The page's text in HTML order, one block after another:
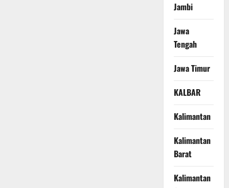
Jambi
Jawa
Tengah
Jawa Timur
KALBAR
Kalimantan
Kalimantan
Barat
Kalimantan